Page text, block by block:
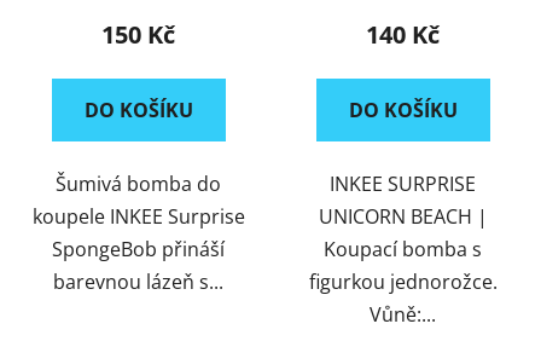
150 Kč
DO KOŠÍKU
Šumivá bomba do
koupele INKEE Surprise
SpongeBob přináší
barevnou lázeň s...
140 Kč
DO KOŠÍKU
INKEE SURPRISE
UNICORN BEACH |
Koupací bomba s
figurkou jednorožce.
Vůně:...